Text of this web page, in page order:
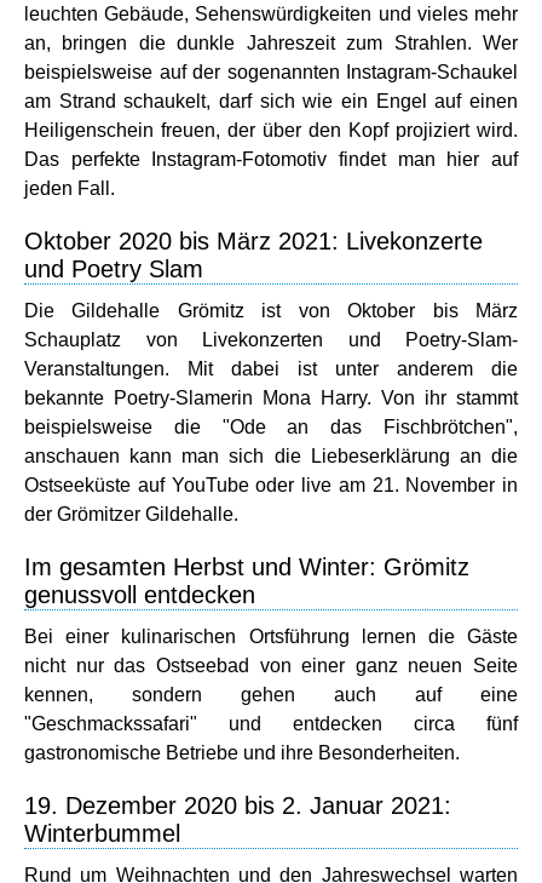
leuchten Gebäude, Sehenswürdigkeiten und vieles mehr
an, bringen die dunkle Jahreszeit zum Strahlen. Wer
beispielsweise auf der sogenannten Instagram-Schaukel
am Strand schaukelt, darf sich wie ein Engel auf einen
Heiligenschein freuen, der über den Kopf projiziert wird.
Das perfekte Instagram-Fotomotiv findet man hier auf
jeden Fall.
Oktober 2020 bis März 2021: Livekonzerte
und Poetry Slam
Die Gildehalle Grömitz ist von Oktober bis März
Schauplatz von Livekonzerten und Poetry-Slam-
Veranstaltungen. Mit dabei ist unter anderem die
bekannte Poetry-Slamerin Mona Harry. Von ihr stammt
beispielsweise die "Ode an das Fischbrötchen",
anschauen kann man sich die Liebeserklärung an die
Ostseeküste auf YouTube oder live am 21. November in
der Grömitzer Gildehalle.
Im gesamten Herbst und Winter: Grömitz
genussvoll entdecken
Bei einer kulinarischen Ortsführung lernen die Gäste
nicht nur das Ostseebad von einer ganz neuen Seite
kennen, sondern gehen auch auf eine
"Geschmackssafari" und entdecken circa fünf
gastronomische Betriebe und ihre Besonderheiten.
19. Dezember 2020 bis 2. Januar 2021:
Winterbummel
Rund um Weihnachten und den Jahreswechsel warten